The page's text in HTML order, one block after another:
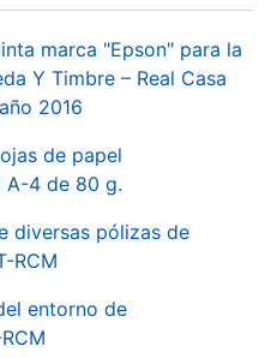
marca "Epson" para la
Y Timbre – Real Casa
2016
de papel
A-4 de 80 g.
diversas pólizas de
RCM
entorno de